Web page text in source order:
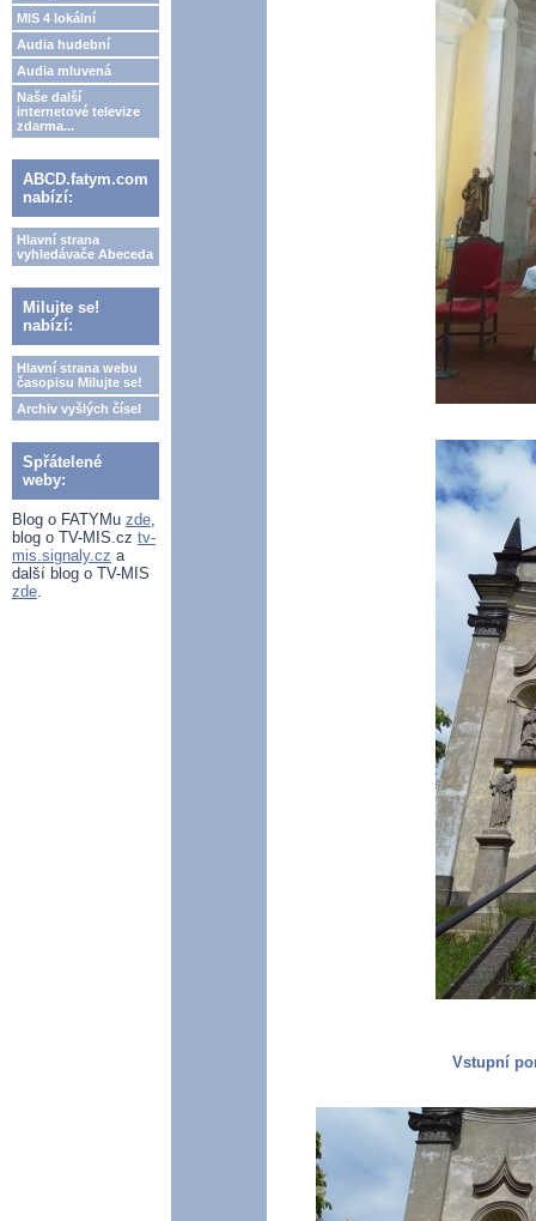
MIS 4 lokální
Audia hudební
Audia mluvená
Naše další
internetové televize
zdarma...
ABCD.fatym.com
nabízí:
Hlavní strana
vyhledávače Abeceda
Milujte se!
nabízí:
Hlavní strana webu
časopisu Milujte se!
Archiv vyšlých čísel
Spřátelené
weby:
Blog o FATYMu zde,
blog o TV-MIS.cz tv-
mis.signaly.cz a
další blog o TV-MIS
zde.
Vstupní